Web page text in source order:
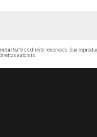
Itu" é de direito reservado. Sua
autorais.